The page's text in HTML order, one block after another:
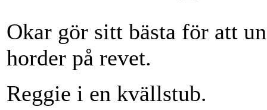
Okar gör sitt bästa för att
horder på revet.
Reggie i en kvällstub.